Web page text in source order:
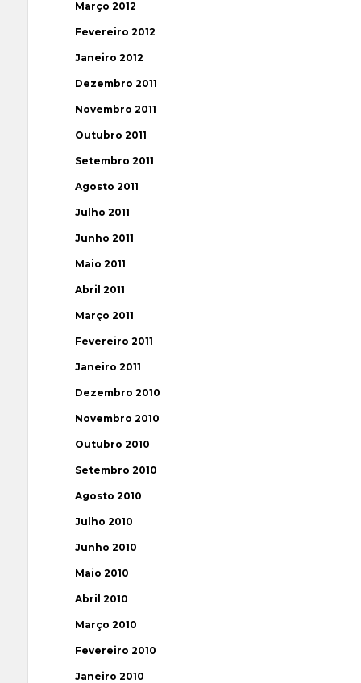
Março 2012
Fevereiro 2012
Janeiro 2012
Dezembro 2011
Novembro 2011
Outubro 2011
Setembro 2011
Agosto 2011
Julho 2011
Junho 2011
Maio 2011
Abril 2011
Março 2011
Fevereiro 2011
Janeiro 2011
Dezembro 2010
Novembro 2010
Outubro 2010
Setembro 2010
Agosto 2010
Julho 2010
Junho 2010
Maio 2010
Abril 2010
Março 2010
Fevereiro 2010
Janeiro 2010